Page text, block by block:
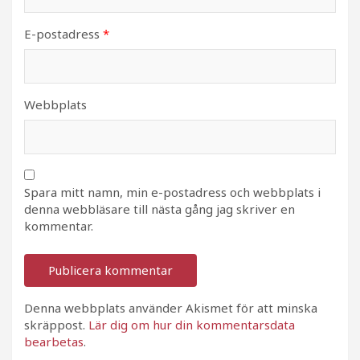
E-postadress *
Webbplats
Spara mitt namn, min e-postadress och webbplats i
denna webbläsare till nästa gång jag skriver en
kommentar.
Denna webbplats använder Akismet för att minska
skräppost. Lär dig om hur din kommentarsdata
bearbetas.